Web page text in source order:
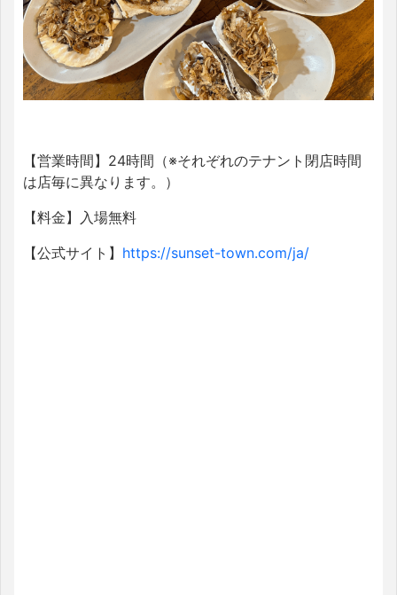
【営業時間】24時間（※それぞれのテナント閉店時間
は店毎に異なります。）
【料金】入場無料
【公式サイト】 https://sunset-town.com/ja/